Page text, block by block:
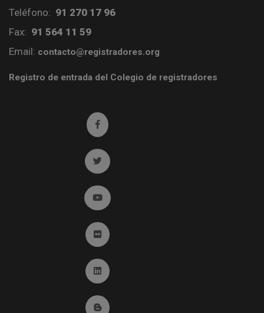
Teléfono: 91 270 17 96
Fax: 91 564 11 59
Email: contacto@registradores.org
Registro de entrada del Colegio de registradores
Ir a facebook (abre en ventana nueva)
Ir a twitter (abre en ventana nueva)
Ir a YouTube (abre en ventana nueva)
Ir a Flickr (abre en ventana nueva)
Ir a Linkedin (abre en ventana nueva)
Ir al Blog (abre en ventana nueva)